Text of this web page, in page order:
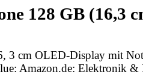
128 GB (16,3
3 cm OLED-Display mit
Amazon.de: Elektronik &